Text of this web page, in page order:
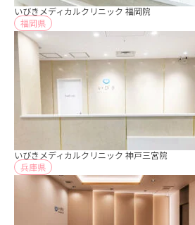
いびきメディカルクリニック 福岡院
福岡県
いびきメディカルクリニック 神戸三宮院
兵庫県